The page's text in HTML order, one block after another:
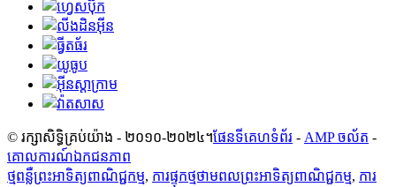
© រក្សាសិទ្ធិគ្រប់យ៉ាង - ២០១០-២០២៤។ផែនទីគេហទំព័រ - AMP ចល័ត -
គោលការណ៍ឯកជនភាព
ថ្មពន្លឺព្រះអាទិត្យពាណិជ្ជកម្ម, ការផ្ទុកថ្មថាមពលព្រះអាទិត្យពាណិជ្ជកម្ម, ការ